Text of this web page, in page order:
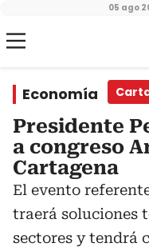
05 ago
Economía
Presidente
a congreso
Cartagena
El evento
traerá soluciones
sectores y tendrá